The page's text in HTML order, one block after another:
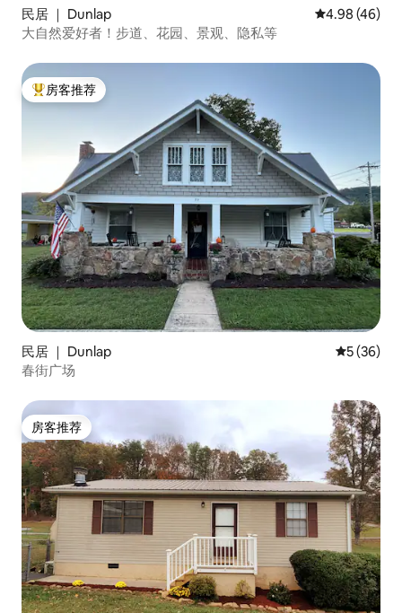
民居 ｜ Dunlap 平均评分
4.98 (46)
大自然爱好者！步道、花园、景观、隐私等
热门「房客推荐」
房客推荐
民居 ｜ Dunlap 平均评分
5 (36)
春街广场
房客推荐
房客推荐